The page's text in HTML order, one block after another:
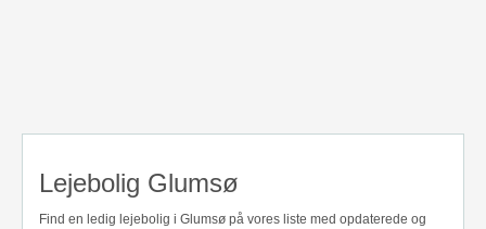
Lejebolig Glumsø
Find en ledig lejebolig i Glumsø på vores liste med opdaterede og